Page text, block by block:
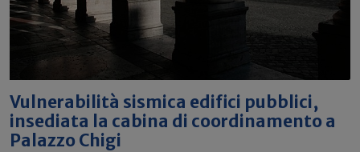
Vulnerabilità sismica edifici pubblici,
insediata la cabina di coordinamento a
Palazzo Chigi